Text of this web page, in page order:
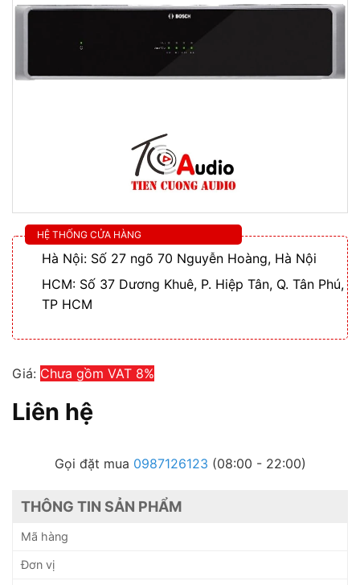
HỆ THỐNG CỬA HÀNG
Hà Nội: Số 27 ngõ 70 Nguyễn Hoàng, Hà Nội
HCM: Số 37 Dương Khuê, P. Hiệp Tân, Q. Tân Phú,
TP HCM
Giá: Chưa gồm VAT 8%
Liên hệ
Gọi đặt mua 0987126123 (08:00 - 22:00)
THÔNG TIN SẢN PHẨM
Mã hàng
Đơn vị